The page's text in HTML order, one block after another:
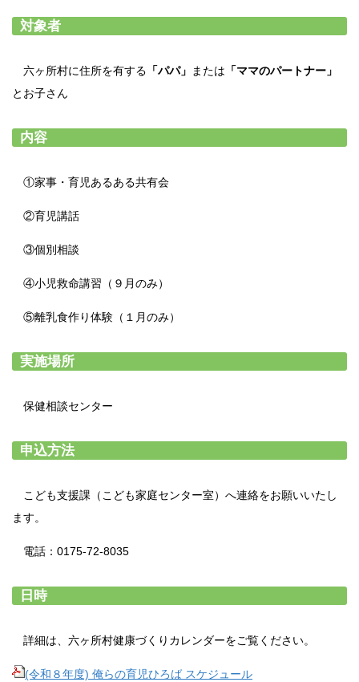
対象者
六ヶ所村に住所を有する 「パパ」 または 「ママのパートナー」
とお子さん
内容
①家事・育児あるある共有会
②育児講話
③個別相談
④小児救命講習（９月のみ）
⑤離乳食作り体験（１月のみ）
実施場所
保健相談センター
申込方法
こども支援課（こども家庭センター室）へ連絡をお願いいたし
ます。
電話：0175-72-8035
日時
詳細は、六ヶ所村健康づくりカレンダーをご覧ください。
(令和８年度) 俺らの育児ひろば スケジュール